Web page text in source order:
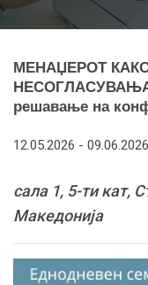
МЕНАЏЕРОТ
НЕСОГЛАСУВАЊА
решавање на
12.05.2026 - 09.06.2026
сала 1, 5-ти кат,
Македонија